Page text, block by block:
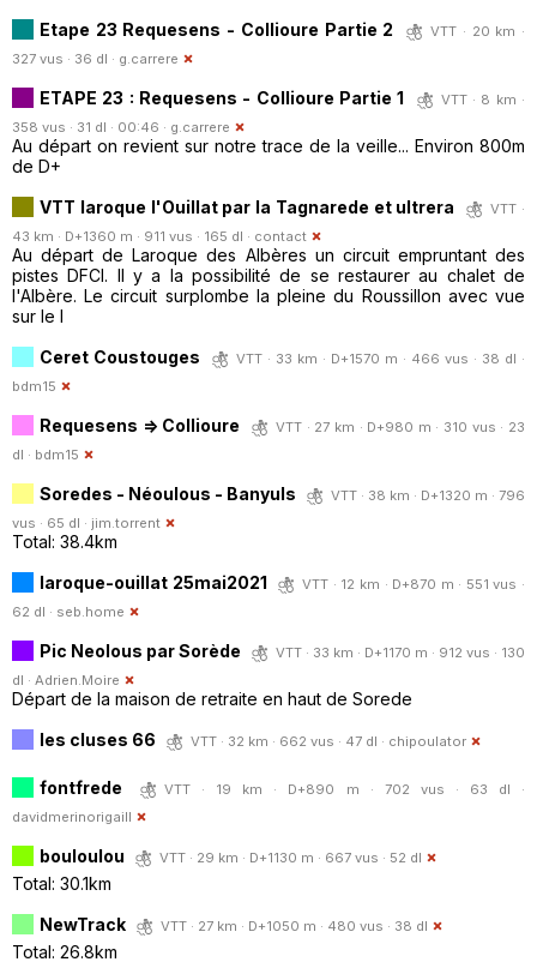
Etape 23 Requesens - Collioure Partie 2
VTT · 20 km ·
327 vus · 36 dl · g.carrere
ETAPE 23 : Requesens - Collioure Partie 1
VTT · 8 km ·
358 vus · 31 dl · 00:46 · g.carrere
Au départ on revient sur notre trace de la veille... Environ 800m
de D+
VTT laroque l'Ouillat par la Tagnarede et ultrera
VTT ·
43 km · D+1360 m · 911 vus · 165 dl · contact
Au départ de Laroque des Albères un circuit empruntant des
pistes DFCI. Il y a la possibilité de se restaurer au chalet de
l'Albère. Le circuit surplombe la pleine du Roussillon avec vue
sur le l
Ceret Coustouges
VTT · 33 km · D+1570 m · 466 vus · 38 dl ·
bdm15
Requesens => Collioure
VTT · 27 km · D+980 m · 310 vus · 23
dl · bdm15
Soredes - Néoulous - Banyuls
VTT · 38 km · D+1320 m · 796
vus · 65 dl · jim.torrent
Total: 38.4km
laroque-ouillat 25mai2021
VTT · 12 km · D+870 m · 551 vus ·
62 dl · seb.home
Pic Neolous par Sorède
VTT · 33 km · D+1170 m · 912 vus · 130
dl · Adrien.Moire
Départ de la maison de retraite en haut de Sorede
les cluses 66
VTT · 32 km · 662 vus · 47 dl · chipoulator
fontfrede
VTT · 19 km · D+890 m · 702 vus · 63 dl ·
davidmerinorigaill
bouloulou VTT · 29 km · D+1130 m · 667 vus · 52 dl
Total: 30.1km
NewTrack
VTT · 27 km · D+1050 m · 480 vus · 38 dl
Total: 26.8km